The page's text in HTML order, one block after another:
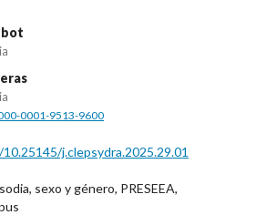
0001-9513-9600
j.clepsydra.2025.29.01
sexo y género, PRESEEA,